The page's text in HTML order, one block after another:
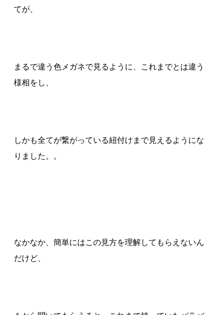
てが、
まるで違う色メガネで見るように、これまでとは違う
様相をし、
しかも全てが繋がっている紐付けまで見えるようにな
りました。。
なかなか、簡単にはこの見方を理解してもらえないん
だけど、